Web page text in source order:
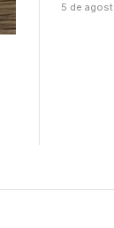
5 de